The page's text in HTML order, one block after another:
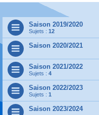
Saison 2019/2020
Sujets : 12
Saison 2020/2021
Saison 2021/2022
Sujets : 4
Saison 2022/2023
Sujets : 1
Saison 2023/2024